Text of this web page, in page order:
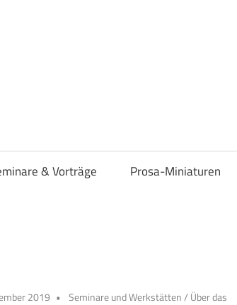
& Vorträge Prosa-Miniaturen
2019 Seminare und Werkstätten/ Über das